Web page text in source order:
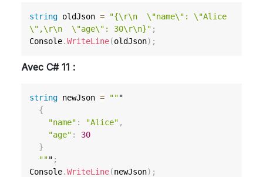
string oldJson =
"{\r\n  \"name\": \"Alice
\",\r\n  \"age\": 30\r\n}" ;
Console.WriteLine(oldJson) ;
Avec C# 11 :
string newJson = """
{
"name" : "Alice" ,
"age" :
30
}
""" ;
Console.WriteLine(newJson) ;